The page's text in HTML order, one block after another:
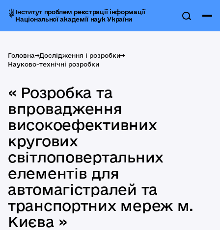
Інститут проблем реєстрації інформації
Національної академії наук України
Головна->Дослідження і розробки->
Науково-технічні розробки
« Розробка та
впровадження
високоефективних
кругових
світлоповертальних
елементів для
автомагістралей та
транспортних мереж м.
Києва »